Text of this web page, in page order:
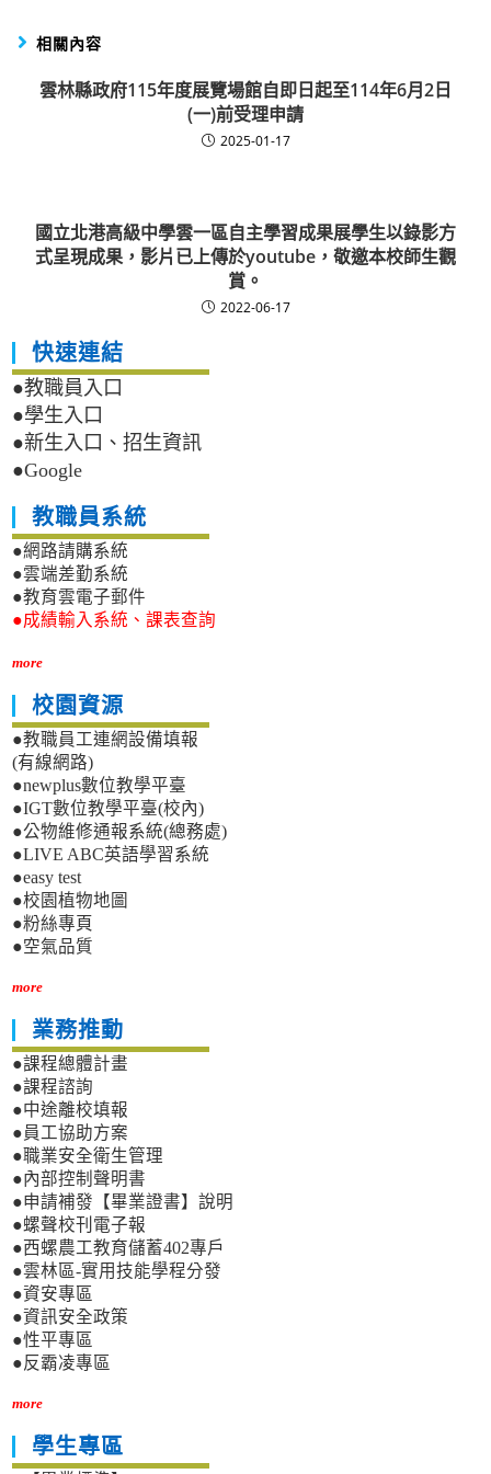
相關內容
雲林縣政府115年度展覽場館自即日起至114年6月2日
(一)前受理申請
2025-01-17
國立北港高級中學雲一區自主學習成果展學生以錄影方
式呈現成果，影片已上傳於youtube，敬邀本校師生觀
賞。
2022-06-17
快速連結
●教職員入口
●學生入口
●新生入口、招生資訊
●Google
教職員系統
●網路請購系統
●雲端差勤系統
●教育雲電子郵件
●成績輸入系統、課表查詢
more
校園資源
●教職員工連網設備填報
(有線網路)
●newplus數位教學平臺
●IGT數位教學平臺(校內)
●公物維修通報系統(總務處)
●LIVE ABC英語學習系統
●easy test
●校園植物地圖
●粉絲專頁
●空氣品質
more
業務推動
●課程總體計畫
●課程諮詢
●中途離校填報
●員工協助方案
●職業安全衛生管理
●內部控制聲明書
●申請補發【畢業證書】說明
●螺聲校刊電子報
●西螺農工教育儲蓄402專戶
●雲林區-實用技能學程分發
●資安專區
●資訊安全政策
●性平專區
●反霸凌專區
more
學生專區